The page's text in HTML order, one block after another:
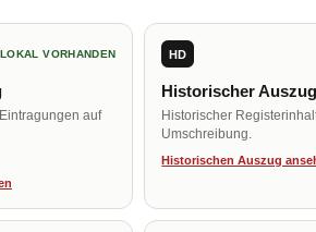
LOKAL VORHANDEN
auf
HD
Historischer Auszug
Historischer
Umschreibung.
Historischen Auszug